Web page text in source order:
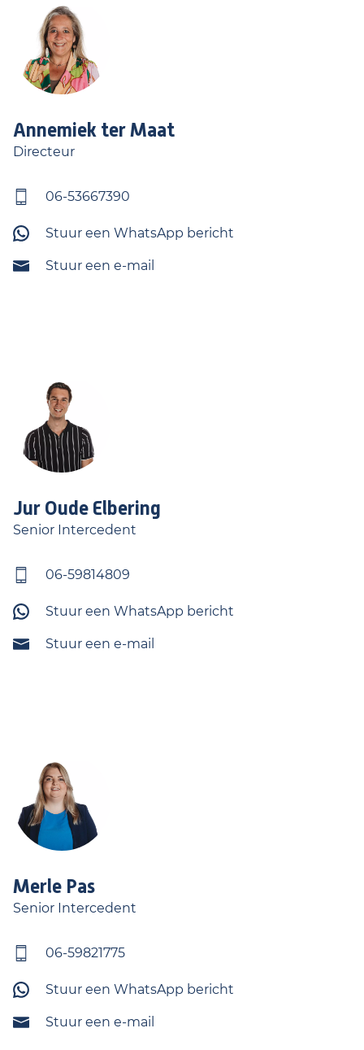
Annemiek ter Maat
Directeur
06-53667390
Stuur een WhatsApp bericht
Stuur een e-mail
Jur Oude Elbering
Senior Intercedent
06-59814809
Stuur een WhatsApp bericht
Stuur een e-mail
Merle Pas
Senior Intercedent
06-59821775
Stuur een WhatsApp bericht
Stuur een e-mail